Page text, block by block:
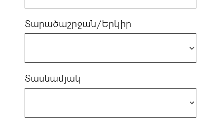
Տարածաշրջան/Երկիր
Տասնամյակ